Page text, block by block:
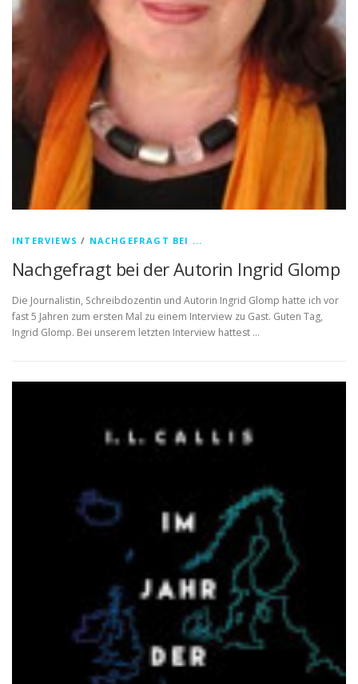
INTERVIEWS / NACHGEFRAGT BEI ...
Nachgefragt bei der Autorin Ingrid Glomp
Die Journalistin, Schreibdozentin und Autorin Ingrid Glomp hatte ich vor
fast 5 Jahren zum ersten Mal zu einem Interview zu Gast. Guten Tag,
Ingrid Glomp. Bei unserem letzten Interview hattest …